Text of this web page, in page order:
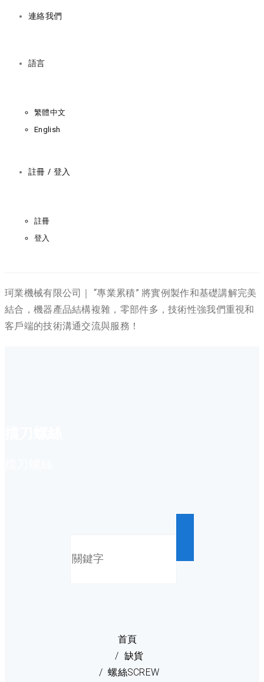
連絡我們
語言
繁體中文
English
註冊 / 登入
註冊
登入
珂業機械有限公司｜ “專業累積” 將實例製作和基礎講解完美
結合，機器產品結構複雜，零部件多，技術性強我們重視和
客戶端的技術溝通交流與服務！
首頁
缺貨
螺絲SCREW